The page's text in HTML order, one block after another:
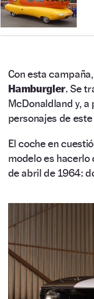
Con esta
Hamburgler. Se
McDonaldland y,
personajes de
El coche en
modelo es
de abril de 1964: